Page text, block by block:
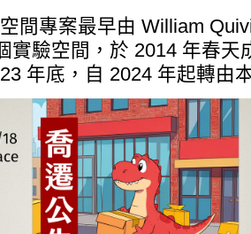
間專案最早由 William
實驗空間，於 2014 年春天
年底，自 2024 年起轉由